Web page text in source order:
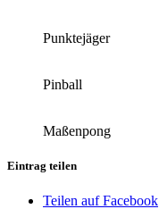
Punktejäger
Pinball
Maßenpong
Eintrag teilen
Teilen auf Facebook